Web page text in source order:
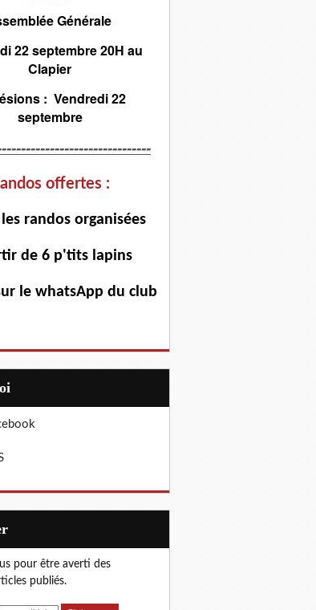
Générale
22 septembre 20H au
Clapier
: Vendredi 22
septembre
offertes :
randos organisées
de 6 p'tits lapins
le whatsApp du club
pour être averti des
publiés.